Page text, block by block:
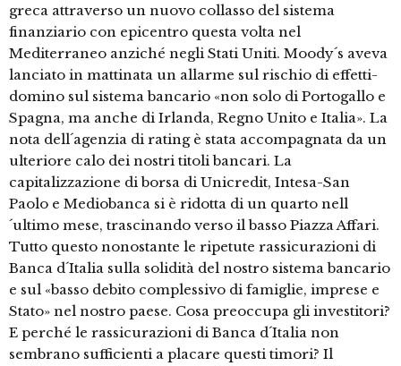
greca attraverso un nuovo collasso del sistema
finanziario con epicentro questa volta nel
Mediterraneo anziché negli Stati Uniti. Moody´s aveva
lanciato in mattinata un allarme sul rischio di effetti-
domino sul sistema bancario «non solo di Portogallo e
Spagna, ma anche di Irlanda, Regno Unito e Italia». La
nota dell´agenzia di rating è stata accompagnata da un
ulteriore calo dei nostri titoli bancari. La
capitalizzazione di borsa di Unicredit, Intesa-San
Paolo e Mediobanca si è ridotta di un quarto nell
´ultimo mese, trascinando verso il basso Piazza Affari.
Tutto questo nonostante le ripetute rassicurazioni di
Banca d´Italia sulla solidità del nostro sistema bancario
e sul «basso debito complessivo di famiglie, imprese e
Stato» nel nostro paese. Cosa preoccupa gli investitori?
E perché le rassicurazioni di Banca d´Italia non
sembrano sufficienti a placare questi timori? Il